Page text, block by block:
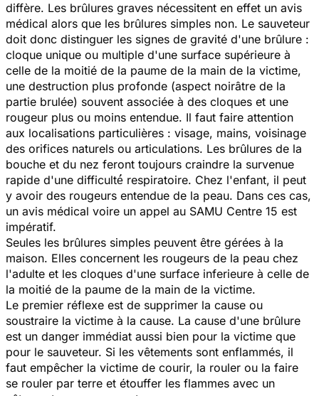
diffère. Les brûlures graves nécessitent en effet un avis
médical alors que les brûlures simples non. Le sauveteur
doit donc distinguer les signes de gravité d'une brûlure :
cloque unique ou multiple d'une surface supérieure à
celle de la moitié de la paume de la main de la victime,
une destruction plus profonde (aspect noirâtre de la
partie brulée) souvent associée à des cloques et une
rougeur plus ou moins entendue. Il faut faire attention
aux localisations particulières : visage, mains, voisinage
des orifices naturels ou articulations. Les brûlures de la
bouche et du nez feront toujours craindre la survenue
rapide d'une difficulté́ respiratoire. Chez l'enfant, il peut
y avoir des rougeurs entendue de la peau. Dans ces cas,
un avis médical voire un appel au SAMU Centre 15 est
impératif.
Seules les brûlures simples peuvent être gérées à la
maison. Elles concernent les rougeurs de la peau chez
l'adulte et les cloques d'une surface inferieure à celle de
la moitié de la paume de la main de la victime.
Le premier réflexe est de supprimer la cause ou
soustraire la victime à la cause. La cause d'une brûlure
est un danger immédiat aussi bien pour la victime que
pour le sauveteur. Si les vêtements sont enflammés, il
faut empêcher la victime de courir, la rouler ou la faire
se rouler par terre et étouffer les flammes avec un